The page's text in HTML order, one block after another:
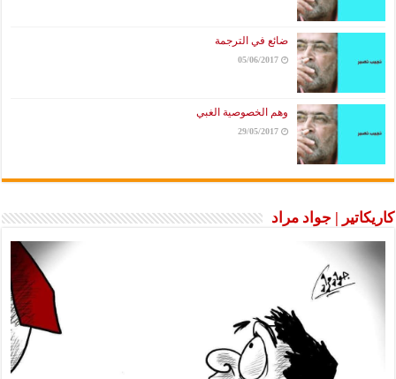
ضائع في الترجمة
05/06/2017
وهم الخصوصية الغبي
29/05/2017
كاريكاتير | جواد مراد